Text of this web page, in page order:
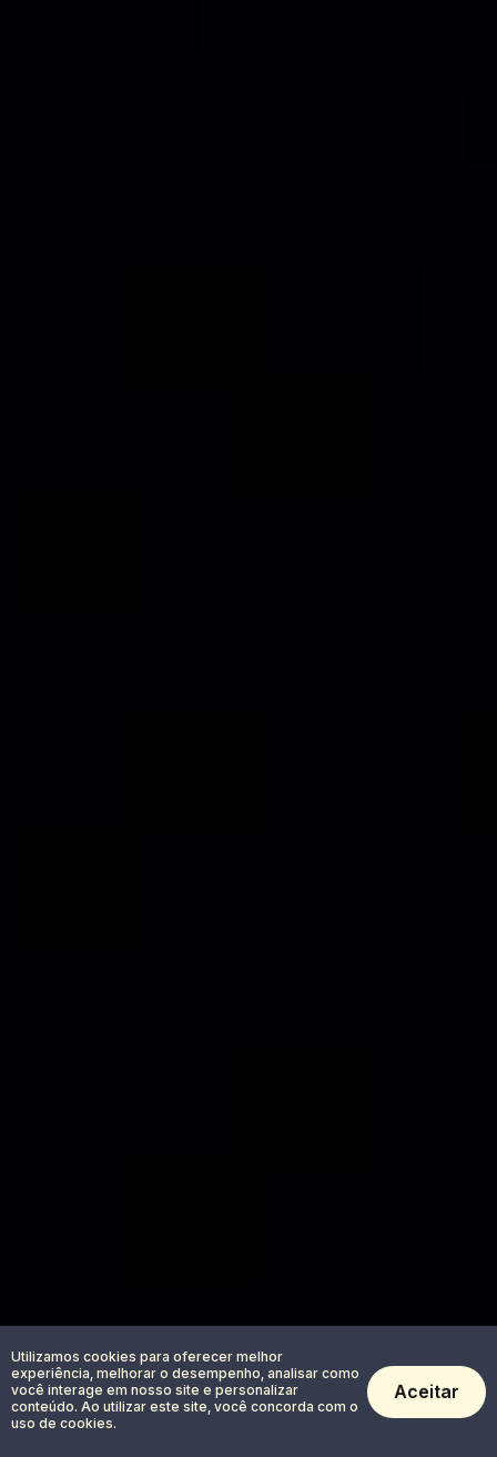
Utilizamos cookies para oferecer melhor
experiência, melhorar o desempenho, analisar como
você interage em nosso site e personalizar
conteúdo. Ao utilizar este site, você concorda com o
uso de cookies.
Aceitar